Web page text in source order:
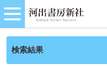
検索結果